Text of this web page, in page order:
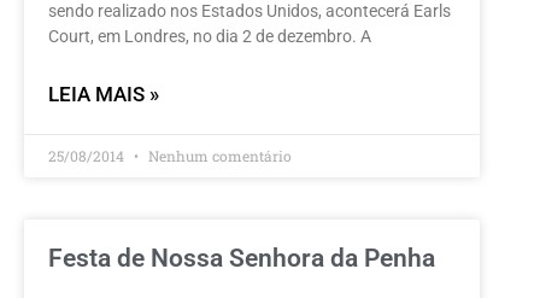
sendo realizado nos Estados Unidos, acontecerá Earls
Court, em Londres, no dia 2 de dezembro. A
LEIA MAIS »
25/08/2014 Nenhum comentário
Festa de Nossa Senhora da Penha